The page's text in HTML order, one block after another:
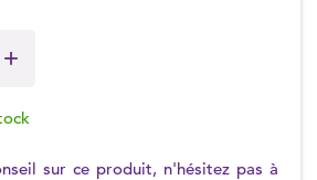
sur ce produit, n'hésitez pas à